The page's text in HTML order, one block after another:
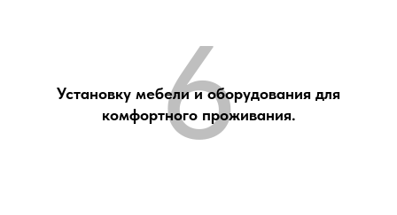
Установку мебели и оборудования для
комфортного проживания.
6